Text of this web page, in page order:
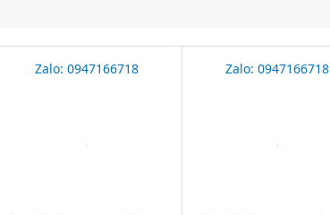
Zalo: 0947166718 Zalo: 0947166718